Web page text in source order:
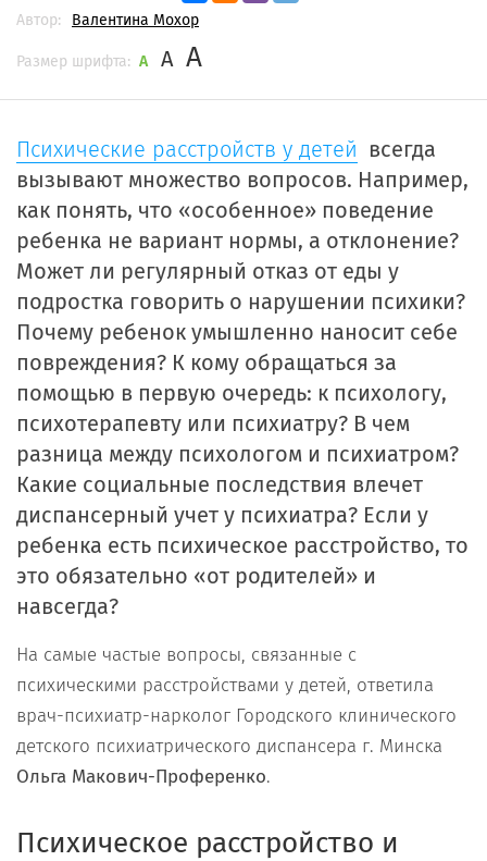
Автор:
Валентина Мохор
Размер шрифта: A A A
Психические расстройств у детей всегда
вызывают множество вопросов. Например,
как понять, что «особенное» поведение
ребенка не вариант нормы, а отклонение?
Может ли регулярный отказ от еды у
подростка говорить о нарушении психики?
Почему ребенок умышленно наносит себе
повреждения? К кому обращаться за
помощью в первую очередь: к психологу,
психотерапевту или психиатру? В чем
разница между психологом и психиатром?
Какие социальные последствия влечет
диспансерный учет у психиатра? Если у
ребенка есть психическое расстройство, то
это обязательно «от родителей» и
навсегда?
На самые частые вопросы, связанные с
психическими расстройствами у детей, ответила
врач-психиатр-нарколог Городского клинического
детского психиатрического диспансера г. Минска
Ольга Макович-Проференко.
Психическое расстройство и